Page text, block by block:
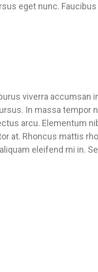
eget nunc.
viverra accumsan
In massa tempor
arcu. Elementum
at. Rhoncus mattis
eleifend mi in.